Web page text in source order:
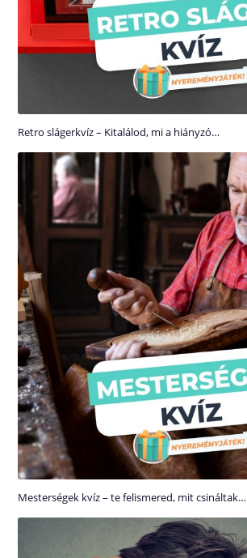
Retro slágerkvíz – Kitalálod, mi a hiányzó…
Mesterségek kvíz – te felismered, mit csináltak…